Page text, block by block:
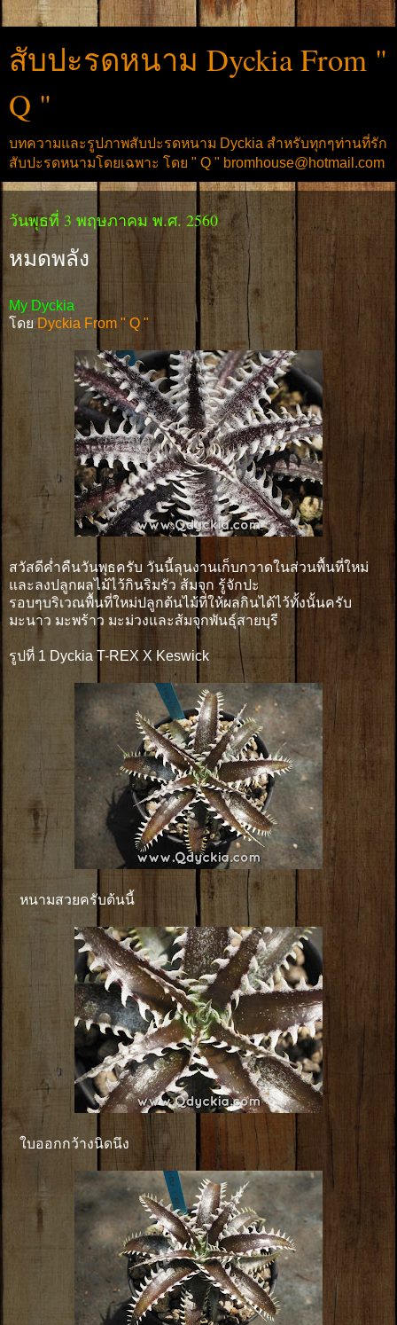
สับปะรดหนาม Dyckia From "
Q "
บทความและรูปภาพสับปะรดหนาม Dyckia สำหรับทุกๆท่านที่รัก
สับปะรดหนามโดยเฉพาะ โดย " Q " bromhouse@hotmail.com
วันพุธที่ 3 พฤษภาคม พ.ศ. 2560
หมดพลัง
My Dyckia
โดยDyckia From " Q "
สวัสดีค่ำคืนวันพุธครับ วันนี้ลุนงานเก็บกวาดในส่วนพื้นที่ใหม่
และลงปลูกผลไม้ไว้กินริมรัว ส้มจุก รู้จักปะ
รอบๆบริเวณพื้นที่ใหม่ปลูกต้นไม้ที่ให้ผลกินได้ไว้ทั้งนั้นครับ
มะนาว มะพร้าว มะม่วงและส้มจุกพันธุ์สายบุรี
รูปที่ 1 Dyckia T-REX X Keswick
หนามสวยครับต้นนี้
ใบออกกว้างนิดนึง